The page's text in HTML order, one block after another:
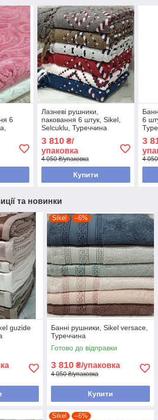
6
Лазневі рушники,
паковання 6 штук, Sikel,
Selcuklu, Туреччина
3 810₴/
упаковка
4 050 ₴/упаковка
Купити
6
3
4
та новинки
guzide
Sikel –6%
Банні рушники, Sikel versace,
Туреччина
Готово до відправки
3 810 ₴/упаковка
4 050 ₴/упаковка
Купити
Sikel –6%